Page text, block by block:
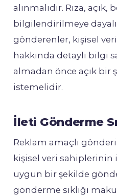
alınmalıdır. Rıza, açık,
bilgilendirilmeye dayalı
gönderenler, kişisel
hakkında detaylı bilgi
almadan önce açık bir
istemelidir.
İleti Gönderme
Reklam amaçlı
kişisel veri
uygun bir şekilde
gönderme sıklığı